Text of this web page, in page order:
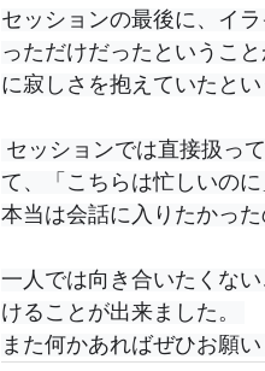
セッションの最後に、イ
っただけだったというこ
に寂しさを抱えていたと
て、「こちらは忙しいの
本当は会話に入りたかっ
一人では向き合いたくな
けることが出来ました。
また何かあればぜひお願